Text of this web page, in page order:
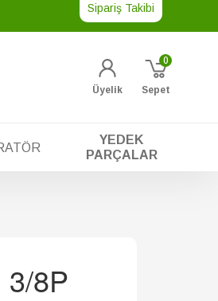
Sipariş Takibi
Üyelik Sepet
0
YEDEK
PARÇALAR
3/8P